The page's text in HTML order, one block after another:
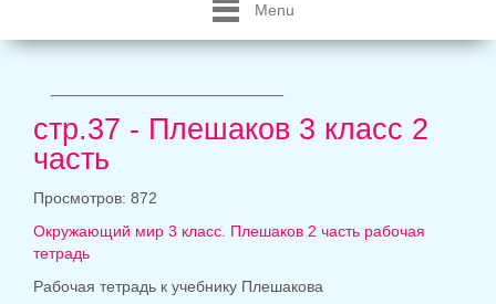
Menu
стр.37 - Плешаков 3 класс 2
часть
Просмотров: 872
Окружающий мир 3 класс. Плешаков 2 часть рабочая
тетрадь
Рабочая тетрадь к учебнику Плешакова